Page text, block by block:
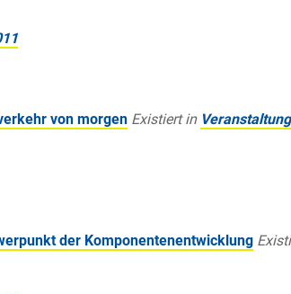
von morgen Existiert in
der Komponentenentwicklung